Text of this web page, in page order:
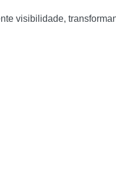
visibilidade,